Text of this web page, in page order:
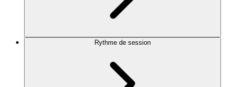
Rythme de session